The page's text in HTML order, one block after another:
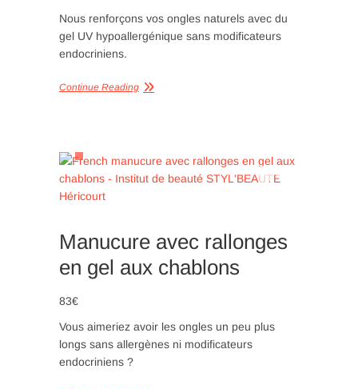
Nous renforçons vos ongles naturels avec du
gel UV hypoallergénique sans modificateurs
endocriniens.
Continue Reading
Manucure avec rallonges
en gel aux chablons
83€
Vous aimeriez avoir les ongles un peu plus
longs sans allergènes ni modificateurs
endocriniens ?